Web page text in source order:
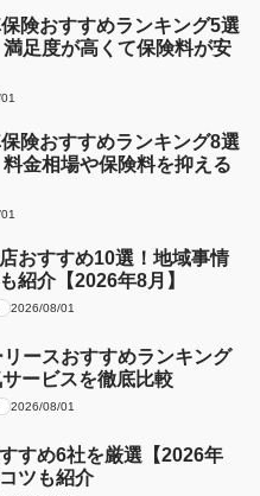
険おすすめランキング5選
満足度が高くて保険料が安
険おすすめランキング8選
料金相場や保険料を抑える
おすすめ10選！地域事情
紹介【2026年8月】
2026/08/01
リースおすすめランキング
ービスを徹底比較
2026/08/01
すめ6社を厳選【2026年
ツも紹介